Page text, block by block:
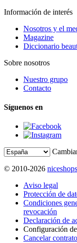
Información de interés
Nosotros y el
Magazine
Diccionario
Sobre nosotros
Nuestro grupo
Contacto
Síguenos en
© 2010-2026
Aviso legal
Protección de
Condiciones
revocación
Declaración de
Configuración
Cancelar